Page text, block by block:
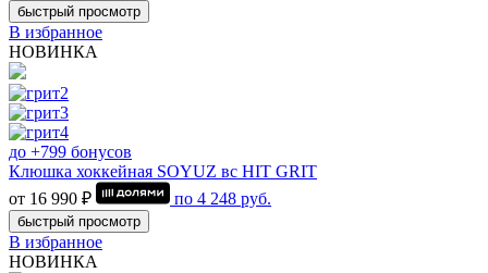
быстрый просмотр
В избранное
НОВИНКА
до +799 бонусов
Клюшка хоккейная SOYUZ вс HIT GRIT
от 16 990 ₽
по 4 248 руб.
быстрый просмотр
В избранное
НОВИНКА